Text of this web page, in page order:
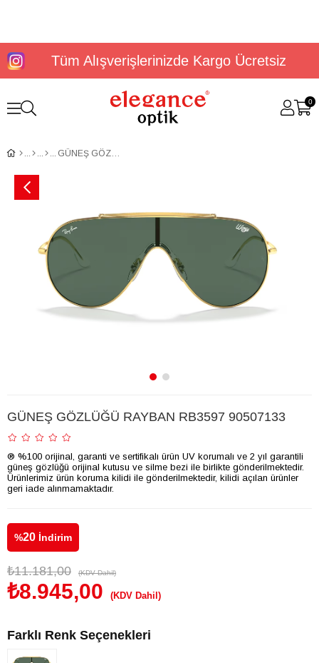
Tüm Alışverişlerinizde Kargo Ücretsiz
0
GÜNEŞ GÖZLÜĞÜ RAYBAN RB3597 90507133
GÜNEŞ GÖZLÜĞÜ RAYBAN RB3597 90507133
® %100 orijinal, garanti ve sertifikalı ürün UV korumalı ve 2 yıl garantili
güneş gözlüğü orijinal kutusu ve silme bezi ile birlikte gönderilmektedir.
Ürünlerimiz ürün koruma kilidi ile gönderilmektedir, kilidi açılan ürünler
geri iade alınmamaktadır.
%20 İndirim
₺11.181,00 (KDV Dahil)
₺8.945,00 (KDV Dahil)
Farklı Renk Seçenekleri